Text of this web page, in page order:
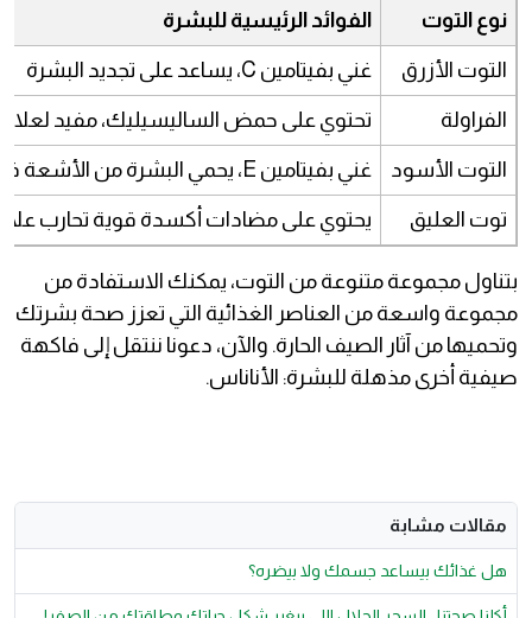
نوع التوت الفوائد الرئيسية للبشرة
التوت الأزرق غني بفيتامين C، يساعد على تجديد البشرة
الفراولة تحتوي على حمض الساليسيليك، مفيد
التوت الأسود غني بفيتامين E، يحمي البشرة من الأشعة فوق البنفسجية
توت العليق يحتوي على مضادات أكسدة قوية تحارب
بتناول مجموعة متنوعة من التوت، يمكنك الاستفادة من
مجموعة واسعة من العناصر الغذائية التي تعزز صحة بشرتك
وتحميها من آثار الصيف الحارة. والآن، دعونا ننتقل إلى فاكهة
صيفية أخرى مذهلة للبشرة: الأناناس.
مقالات مشابة
هل غذائك بيساعد جسمك ولا بيضره؟